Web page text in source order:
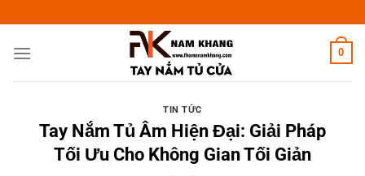
đến
nội
0
TIN TỨC
Tay Nắm Tủ Âm Hiện Đại: Giải Pháp
Tối Ưu Cho Không Gian Tối Giản